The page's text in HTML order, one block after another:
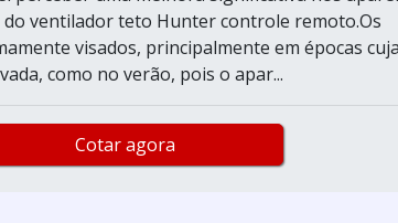
do ventilador teto Hunter controle remoto.Os
visados, principalmente em épocas cuja
como no verão, pois o apar...
Cotar agora